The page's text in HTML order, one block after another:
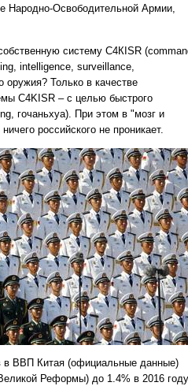
Народно-Освободительной Армии,
систему C4КISR
intelligence, surveillance,
оружия? Только в качестве
C4KISR – c целью быстрого
гочаньхуа). При этом в "мозг и
российского не проникает.
в ВВП Китая (официальные данные)
Реформы) до 1.4% в 2016